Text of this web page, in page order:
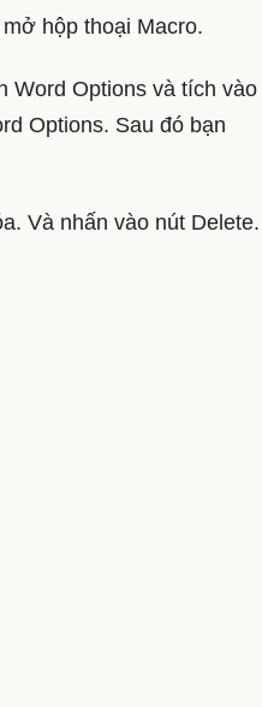
hộp thoại Macro.
Word Options và tích vào
Options. Sau đó bạn
Và nhấn vào nút Delete.